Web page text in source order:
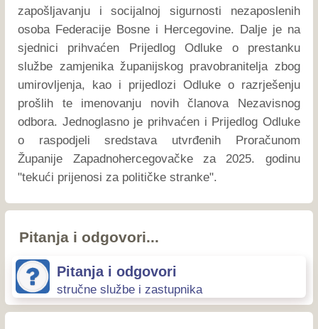
zapošljavanju i socijalnoj sigurnosti nezaposlenih
osoba Federacije Bosne i Hercegovine. Dalje je na
sjednici prihvaćen Prijedlog Odluke o prestanku
službe zamjenika županijskog pravobranitelja zbog
umirovljenja, kao i prijedlozi Odluke o razrješenju
prošlih te imenovanju novih članova Nezavisnog
odbora. Jednoglasno je prihvaćen i Prijedlog Odluke
o raspodjeli sredstava utvrđenih Proračunom
Županije Zapadnohercegovačke za 2025. godinu
"tekući prijenosi za političke stranke".
Pitanja i odgovori...
Pitanja i odgovori
stručne službe i zastupnika